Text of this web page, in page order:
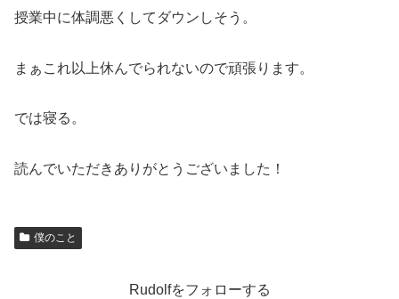
授業中に体調悪くしてダウンしそう。
まぁこれ以上休んでられないので頑張ります。
では寝る。
読んでいただきありがとうございました！
僕のこと
Rudolfをフォローする